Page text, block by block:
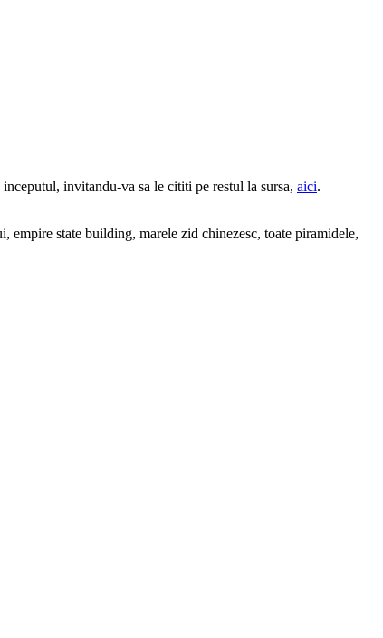
invitandu-va sa le cititi pe restul la sursa, aici.
empire state building, marele zid chinezesc, toate piramidele,